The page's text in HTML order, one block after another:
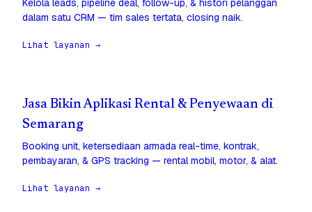
Kelola leads, pipeline deal, follow-up, & histori pelanggan
dalam satu CRM — tim sales tertata, closing naik.
Lihat layanan →
Jasa Bikin Aplikasi Rental & Penyewaan di
Semarang
Booking unit, ketersediaan armada real-time, kontrak,
pembayaran, & GPS tracking — rental mobil, motor, & alat.
Lihat layanan →